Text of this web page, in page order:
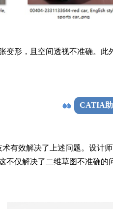
变形，且空间透视不准确。
CATIA
有效解决了上述问题。设计
仅解决了二维草图不准确的